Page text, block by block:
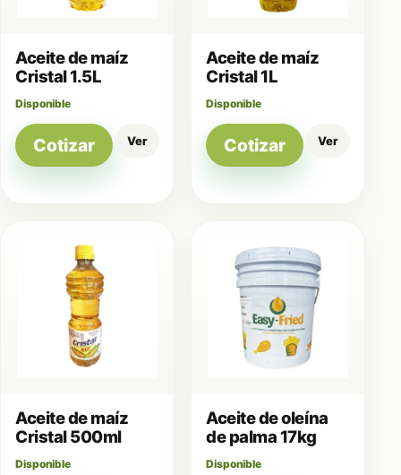
Aceite de maíz
Cristal 1.5L
Disponible
Cotizar Ver
Aceite de maíz
Cristal 1L
Disponible
Cotizar Ver
Aceite de maíz
Cristal 500ml
Disponible
Aceite de oleína
de palma 17kg
Disponible